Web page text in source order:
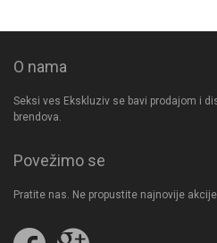
O nama
Seksi ves Ekskluziv se bavi prodajom i
brendova.
Povežimo se
Pratite nas. Ne propustite najnovije
Pratite